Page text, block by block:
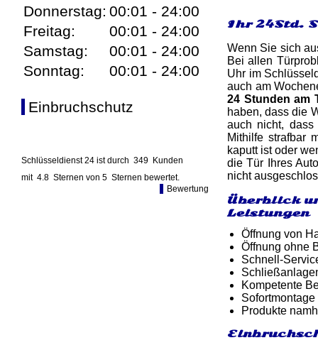
Donnerstag: 00:01 - 24:00
Freitag:
00:01 - 24:00
Samstag:
00:01 - 24:00
Sonntag:
00:01 - 24:00
Einbruchschutz
Schlüsseldienst 24 ist durch 349 Kunden
mit 4.8 Sternen von 5 Sternen bewertet.
Bewertung
Ihr 24Std.
Wenn Sie sich
Bei allen
Uhr im
auch am
24 Stunden am
haben, dass die
auch nicht, dass
Mithilfe strafbar
kaputt ist oder
die Tür Ihres
nicht
Überblick
Leistungen
Öffnung von
Öffnung ohne
Schnell-
Kompetente
Produkte